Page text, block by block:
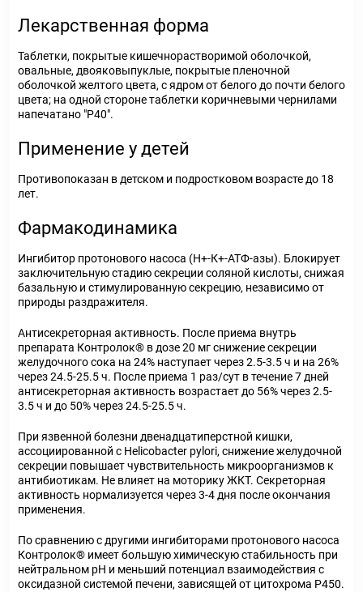
Лекарственная форма
Таблетки, покрытые кишечнорастворимой оболочкой,
овальные, двояковыпуклые, покрытые пленочной
оболочкой желтого цвета, с ядром от белого до почти белого
цвета; на одной стороне таблетки коричневыми чернилами
напечатано "P40".
Применение у детей
Противопоказан в детском и подростковом возрасте до 18
лет.
Фармакодинамика
Ингибитор протонового насоса (Н+-К+-АТФ-азы). Блокирует
заключительную стадию секреции соляной кислоты, снижая
базальную и стимулированную секрецию, независимо от
природы раздражителя.
Антисекреторная активность. После приема внутрь
препарата Контролок® в дозе 20 мг снижение секреции
желудочного сока на 24% наступает через 2.5-3.5 ч и на 26%
через 24.5-25.5 ч. После приема 1 раз/сут в течение 7 дней
антисекреторная активность возрастает до 56% через 2.5-
3.5 ч и до 50% через 24.5-25.5 ч.
При язвенной болезни двенадцатиперстной кишки,
ассоциированной с Helicobacter pylori, снижение желудочной
секреции повышает чувствительность микроорганизмов к
антибиотикам. Не влияет на моторику ЖКТ. Секреторная
активность нормализуется через 3-4 дня после окончания
применения.
По сравнению с другими ингибиторами протонового насоса
Контролок® имеет большую химическую стабильность при
нейтральном рН и меньший потенциал взаимодействия с
оксидазной системой печени, зависящей от цитохрома Р450.